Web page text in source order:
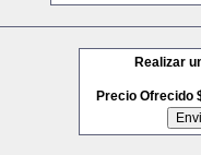
Realizar
Precio Ofrecido